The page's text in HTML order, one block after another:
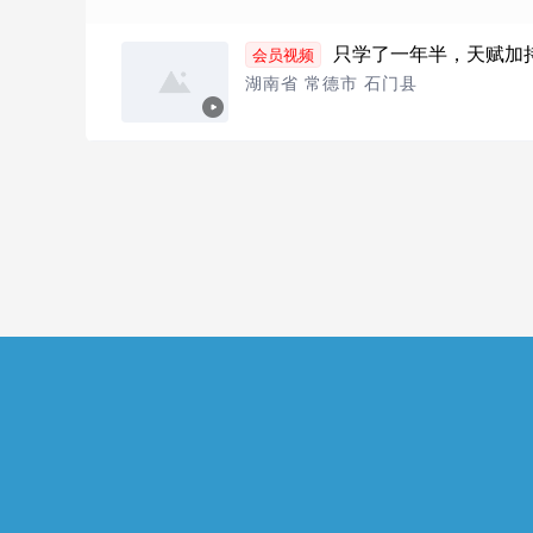
会员视频 只学了一年半，天赋加
湖南省 常德市 石门县